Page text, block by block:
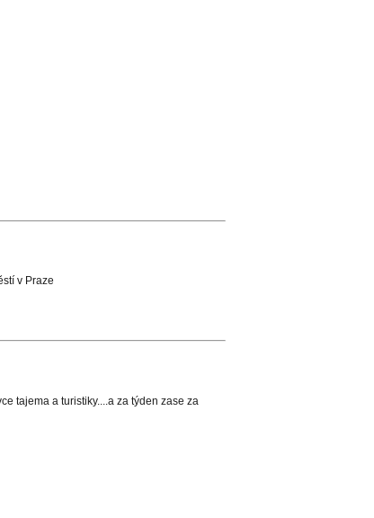
v Praze
tajema a turistiky....a za týden zase za